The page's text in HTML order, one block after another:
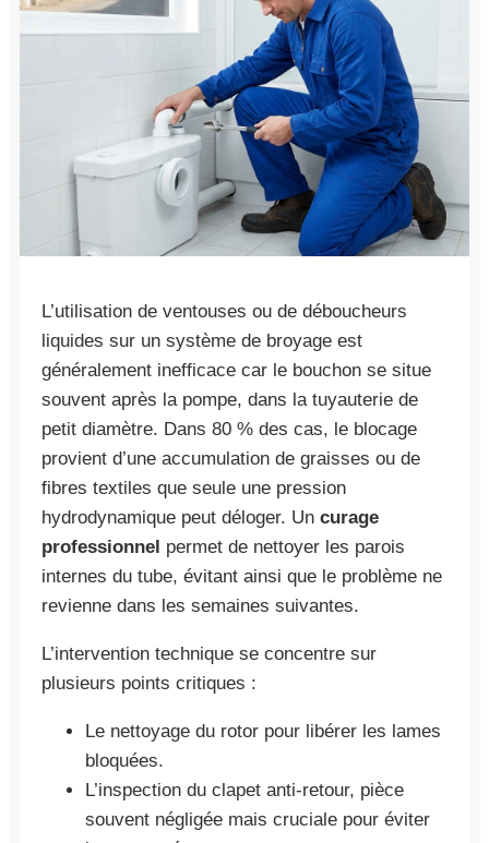
L’utilisation de ventouses ou de déboucheurs
liquides sur un système de broyage est
généralement inefficace car le bouchon se situe
souvent après la pompe, dans la tuyauterie de
petit diamètre. Dans 80 % des cas, le blocage
provient d’une accumulation de graisses ou de
fibres textiles que seule une pression
hydrodynamique peut déloger. Un curage
professionnel permet de nettoyer les parois
internes du tube, évitant ainsi que le problème ne
revienne dans les semaines suivantes.
L’intervention technique se concentre sur
plusieurs points critiques :
Le nettoyage du rotor pour libérer les lames
bloquées.
L’inspection du clapet anti-retour, pièce
souvent négligée mais cruciale pour éviter